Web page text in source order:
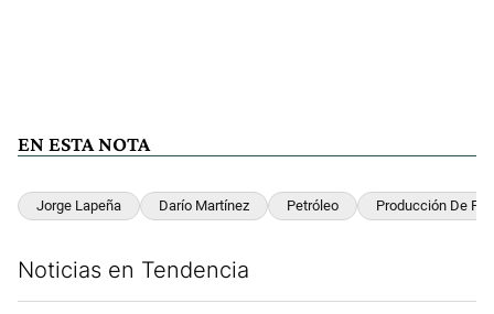
EN ESTA NOTA
Jorge Lapeña Darío Martínez Petróleo Producción De
Noticias en Tendencia